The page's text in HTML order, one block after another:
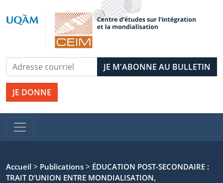
JE DONNE
Accueil > Publications > ÉDUCATION POST-SECONDAIRE :
TRAIT D’UNION ENTRE MONDIALISATION,